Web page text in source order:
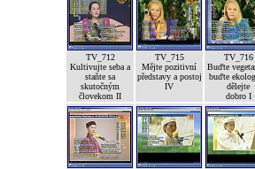
TV_712
Kultivujte seba a
staňte sa
skutočným
človekom II
TV_715
Mějte pozitivní
představy a postoj
IV
TV_716
Buďte
buďte
dělejte
dobro I